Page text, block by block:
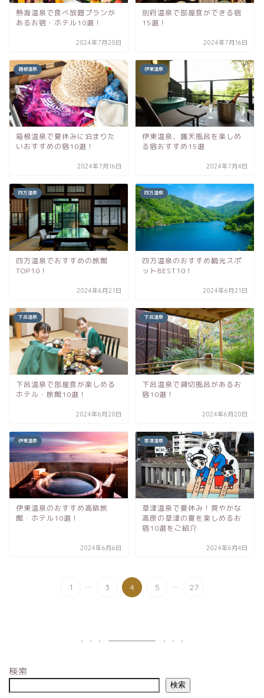
熱海温泉で食べ放題プランが
あるお宿・ホテル10選！
2024年7月20日
別府温泉で部屋食ができる宿
15選！
2024年7月16日
箱根温泉
箱根温泉で夏休みに泊まりた
いおすすめの宿10選！
2024年7月16日
伊東温泉
伊東温泉、露天風呂を楽しめ
る宿おすすめ15選
2024年7月4日
四万温泉
四万温泉でおすすめの旅館
TOP10！
2024年6月21日
四万温泉
四万温泉のおすすめ観光スポ
ットBEST10！
2024年6月21日
下呂温泉
下呂温泉で部屋食が楽しめる
ホテル・旅館10選！
2024年6月20日
下呂温泉
下呂温泉で貸切風呂があるお
宿10選！
2024年6月20日
伊東温泉
伊東温泉のおすすめ高級旅
館・ホテル10選！
2024年6月6日
草津温泉
草津温泉で夏休み！爽やかな
高原の草津の夏を楽しめるお
宿10選をご紹介
2024年6月4日
1 ... 3 4 5 ... 27
検索
検索